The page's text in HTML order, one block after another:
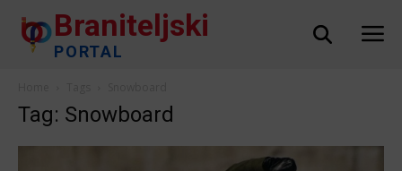
Braniteljski
PORTAL
Tag: Snowboard